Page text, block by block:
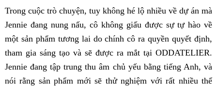
Trong cuộc trò chuyện, tuy không hé lộ nhiều về dự án mà
Jennie đang nung nấu, cô không giấu được sự tự hào về
một sản phẩm tương lai do chính cô ra quyền quyết định,
tham gia sáng tạo và sẽ được ra mắt tại ODDATELIER.
Jennie đang tập trung thu âm chủ yếu bằng tiếng Anh, và
nói rằng sản phẩm mới sẽ thử nghiệm với rất nhiều thể